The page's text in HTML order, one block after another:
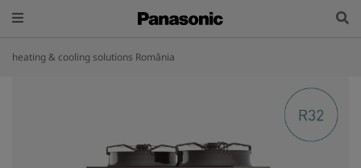
heating & cooling solutions România